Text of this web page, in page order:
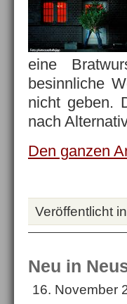
eine
besinnliche
nicht geben.
nach
Den ganzen
Veröffentlicht in
Neu in
16. November